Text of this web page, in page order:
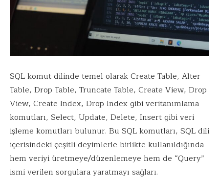
SQL komut dilinde temel olarak Create Table, Alter
Table, Drop Table, Truncate Table, Create View, Drop
View, Create Index, Drop Index gibi veritanımlama
komutları, Select, Update, Delete, Insert gibi veri
işleme komutları bulunur. Bu SQL komutları, SQL dili
içerisindeki çeşitli deyimlerle birlikte kullanıldığında
hem veriyi üretmeye/düzenlemeye hem de “Query”
ismi verilen sorgulara yaratmayı sağları.